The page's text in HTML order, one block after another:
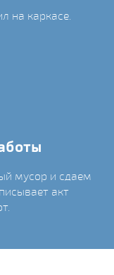
на каркасе.
мусор и сдаем
акт